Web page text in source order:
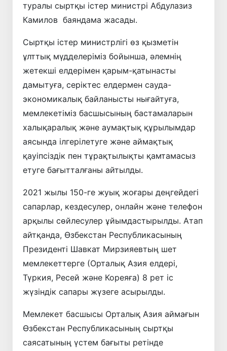
туралы сыртқы істер министрі Абдулазиз
Камилов баяндама жасады.
Сыртқы істер министрлігі өз қызметін
ұлттық мүдделеріміз бойынша, әлемнің
жетекші елдерімен қарым-қатынасты
дамытуға, серіктес елдермен сауда-
экономикалық байланысты нығайтуға,
мемлекетіміз басшысының бастамаларын
халықаралық және аумақтық құрылымдар
аясында ілгерілетуге және аймақтық
қауіпсіздік пен тұрақтылықты қамтамасыз
етуге бағытталғаны айтылды.
2021 жылы 150-ге жуық жоғары деңгейдегі
сапарлар, кездесулер, онлайн және телефон
арқылы сөйлесулер ұйымдастырылды. Атап
айтқанда, Өзбекстан Республикасының
Президенті Шавкат Мирзияевтың шет
мемлекеттерге (Орталық Азия елдері,
Түркия, Ресей және Кореяға) 8 рет іс
жүзіндік сапары жүзеге асырылды.
Мемлекет басшысы Орталық Азия аймағын
Өзбекстан Республикасының сыртқы
саясатының үстем бағыты ретінде